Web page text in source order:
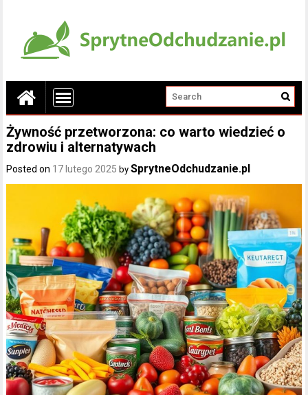
Żywność przetworzona: co warto wiedzieć o
zdrowiu i alternatywach
Posted on 17 lutego 2025 bySprytneOdchudzanie.pl